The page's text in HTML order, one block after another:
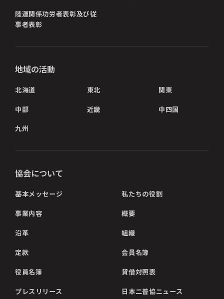
陸運関係功労者表彰及び従
事者表彰
地域の活動
北海道 東北 関東
中部 近畿 中四国
九州
協会について
基本メッセージ 私たちの役割
事業内容 概要
沿革 組織
定款 会員名簿
役員名簿 貸借対照表
プレスリリース 日本二普協ニュース